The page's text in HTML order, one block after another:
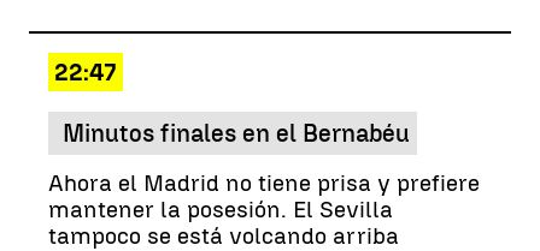
22:47
Minutos finales en el Bernabéu
Ahora el Madrid no tiene prisa y prefiere
mantener la posesión. El Sevilla
tampoco se está volcando arriba